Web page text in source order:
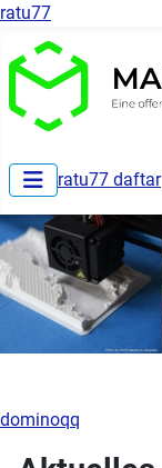
ratu77
ratu77 daftar
dominoqq